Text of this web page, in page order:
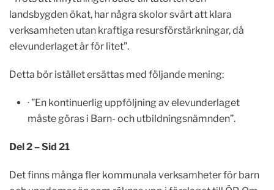
landsbygden ökat, har några skolor svårt att klara
verksamheten utan kraftiga resursförstärkningar, då
elevunderlaget är för litet”.
Detta bör istället ersättas med följande mening:
· ”En kontinuerlig uppföljning av elevunderlaget
måste göras i Barn- och utbildningsnämnden”.
Del 2 – Sid 21
Det finns många fler kommunala verksamheter för barn